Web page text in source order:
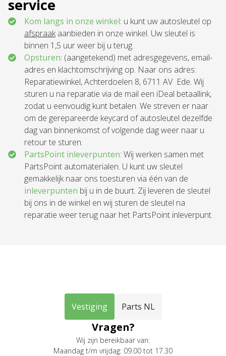
service
Kom langs in onze winkel: u kunt uw autosleutel op
afspraakaanbieden in onze winkel. Uw sleutel is
binnen 1,5 uur weer bij u terug.
Opsturen: (aangetekend) met adresgegevens, email-
adres en klachtomschrijving op. Naar ons adres:
Reparatiewinkel, Achterdoelen 8, 6711 AV Ede. Wij
sturen u na reparatie via de mail een iDeal betaallink,
zodat u eenvoudig kunt betalen. We streven er naar
om de gerepareerde keycard of autosleutel dezelfde
dag van binnenkomst of volgende dag weer naar u
retour te sturen.
PartsPoint inleverpunten: Wij werken samen met
PartsPoint automaterialen. U kunt uw sleutel
gemakkelijk naar ons toesturen via één van de
inleverpunten bij u in de buurt. Zij leveren de sleutel
bij ons in de winkel en wij sturen de sleutel na
reparatie weer terug naar het PartsPoint inleverpunt.
Vestiging Parts NL
Vragen?
Wij zijn bereikbaar van:
Maandag t/m vrijdag: 09.00 tot 17.30